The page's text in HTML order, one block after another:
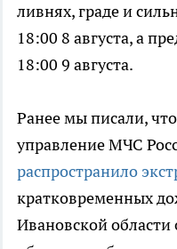
ливнях, граде и
18:00 8 августа, а
18:00 9 августа.
Ранее мы писали,
управление МЧС
распространило
кратковременных
Ивановской